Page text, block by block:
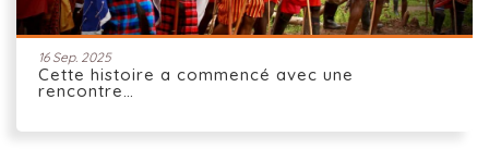
16 Sep. 2025
Cette histoire a commencé avec une
rencontre…